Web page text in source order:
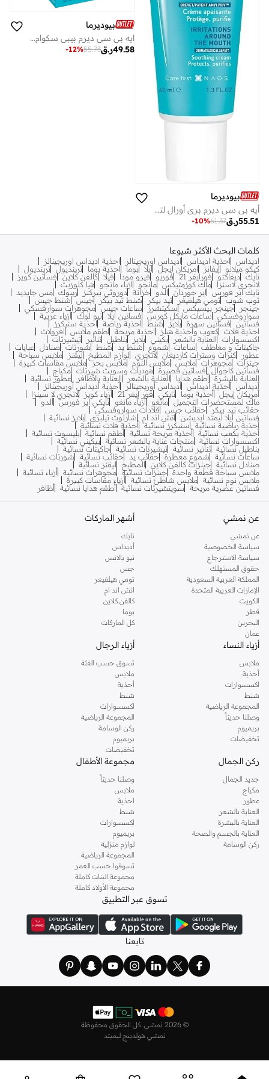
بيوديرما
أيه بي سي ديرم بري أورال لتهيج الجلد حول الفم 40 مل
ر.ق55.51
61.37
-10%
بيوديرما
ايه بي سي ديرم بيبي سكوام 40 مل
ر.ق49.58
55.73
-12%
كلمات البحث الأكثر شيوعا
اديداس احذية اديداس اديداس اوريجينالز
احذية اديداس اوريجينالز
كيكو ميلانو
إيفانز امريكان ايجل ايلا بوما احذية بوما ترينديول ترينديول
نايك ديفاكتو فورايفر 21 فوريو فيرو مودا فيلا كالفن كلاين فساتين كويز
لانجري لاسنزا
ماك كوزمتيكس مانجو ازياء مانجو
هيا كلوزيت
نايك اير فورس
اير جوردان الدو خزانة دوروثي بيركنز ريبوك مس جايديد
توب شوب تومي هيلفيغر تيد بيكر شنط تيد بيكر جيس
شنط جيس
جينجر
جينجر بيسيكس سكيتشرز ساعات جيس مجوهرات سوارفسكي
سواروفسكي
ساعات مايكل كورس فساتين ايلا نيو لوك أزياء عربية
فساتين
فساتين سهرة بلايز شنط احذية رياضة
احذية سنيكرز
احذية فلات كعوب واحذية هيلز احذية مريحة اطقم ملابس
افرولات
اكسسوارات
العناية بالشعر بكيني بلايز بناطيل تنانير
تيشيرتات
جاكيتات و معاطف
ساعات شموع شنط يد شنط شورتات صنادل
عبايات
عطور
كنزات وسترات كارديغان لانجري لوازم المطبخ ليقنز
ملابس سباحة
جينزات مجوهرات ملابس ملابس النوم ملابس بحر ملابس مقاسات كبيرة
فساتين كاجوال
فساتين قصيرة هوديات وسويت شيرتات مكياج
العناية بالبشرة أطقم هدايا العناية بالشعر العناية بالأظافر
عطور نسائية
أديداس أحذية أديداس أديداس أوريجينالز
أحذية أديداس أوريجينالز
أمريكان إيجل أحذية بوما نايكي فور إيفر 21 أزياء كويز
لانجري لا سينزا
ماك لمستحضرات التجميل مانغو أزياء مانغو نايكي اير فورس ألدو
حقائب تيد بيكر
حقائب جيس
قلادات سواروفسكي
فساتين ايلا ليمتد ايديشن
اتش اند ام شارلوت تيلبري بلايز نسائية
أحذية رياضية نسائية
سنيكرز نسائية أحذية فلات نسائية
أحذية بكعب نسائية أحذية مريحة نسائية أطقم نسائية بليسوت نسائية
اكسسوارات نسائية منتجات عناية بالشعر نسائية بيكيني نسائية
بناطيل نسائية تنانير نسائية تيشيرتات نسائية جاكيتات نسائية
ساعات نسائية
شموع معطرة حقائب يد حقائب نسائية
شورتات نسائية
صنادل نسائية جينزات كالفن كلاين المطبخ
ليقنز نسائية
ملابس سباحة قطعة واحدة جينزات نسائية مجوهرات نسائية أزياء نسائية
ملابس نوم نسائية ملابس شاطئ نسائية أزياء مقاسات كبيرة
فساتين عصرية مريحة
سويتشيرتات نسائية أطقم هدايا نسائية أظافر
عن نمشي
عن نمشي
سياسة الخصوصية
سياسة الاسترجاع
حقوق المستهلك
المملكة العربية السعودية
الإمارات العربية المتحدة
الكويت
قطر
البحرين
عمان
أشهر الماركات
نايك
أديداس
نيو بالانس
جس
تومي هيلفيغر
اتش اند ام
كالفن كلاين
بوما
كل الماركات
أزياء النساء
ملابس
أحذية
اكسسوارات
شنط
المجموعة الرياضية
وصلنا حديثاً
بريميوم
تخفيضات
أزياء الرجال
تسوق حسب الفئة
ملابس
أحذية
شنط
اكسسوارات
المجموعة الرياضية
ركن الوسامة
بريميوم
تخفيضات
ركن الجمال
جديد الجمال
مكياج
عطور
العناية بالشعر
العناية بالبشرة
العناية بالجسم والصحة
ركن الوسامة
مجموعة الأطفال
وصلنا حديثاً
ملابس
احذية
شنط
اكسسوارات
بريميوم
لوازم منزلية
المجموعة الرياضية
تسوقوا حسب العمر
مجموعة البنات كاملة
مجموعة الأولاد كاملة
تسوق عبر التطبيق
تابعنا
© 2026 نمشي. كل الحقوق محفوظة
نمشي هولدينج ليميتد